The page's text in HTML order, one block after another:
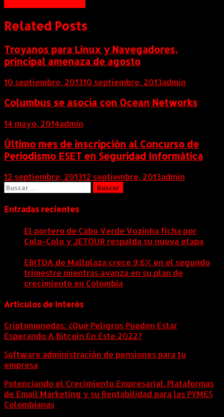
Related Posts
Troyanos para Linux y Navegadores,
principal amenaza de agosto
10 septiembre, 201310 septiembre, 2013admin
Columbus se asocia con Ocean Networks
14 mayo, 2014admin
Último mes de inscripción al Concurso de
Periodismo ESET en Seguridad Informática
12 septiembre, 201312 septiembre, 2013admin
Buscar:
Entradas recientes
El portero de Cabo Verde Vozinha ficha por
Colo-Colo y JETOUR respalda su nueva etapa
EBITDA de Mallplaza crece 9,6% en el segundo
trimestre mientras avanza en su plan de
crecimiento en Colombia
Artículos de Interés
Criptomonedas: ¿Qué Peligros Pueden Estar
Esperando A Bitcoin En Este 2022?
Software administración de pensiones para tu
empresa
Potenciando el Crecimiento Empresarial. Plataformas
de Email Marketing y su Rentabilidad para las PYMES
Colombianas